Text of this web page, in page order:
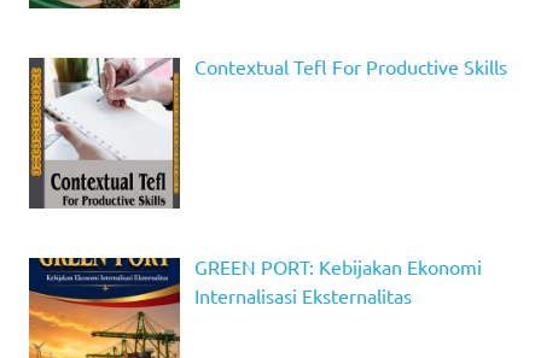
Contextual Tefl For Productive Skills
GREEN PORT: Kebijakan Ekonomi
Internalisasi Eksternalitas